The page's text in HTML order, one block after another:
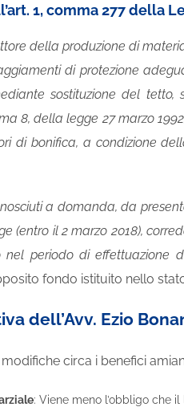
1, comma 277 della
della produzione di
di protezione
sostituzione del
8, della legge 27 marzo
di bonifica, a condizione
a domanda, da
(entro il 2 marzo 2018),
nel periodo di effettuazione
fondo istituito nello
dell’Avv. Ezio
circa i benefici
: Viene meno l’obbligo che